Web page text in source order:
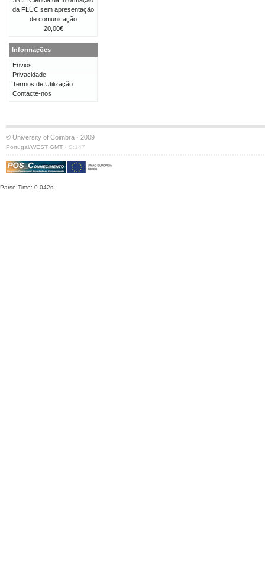
da FLUC sem apresentação
de comunicação
20,00€
Informações
Envios
Privacidade
Termos de Utilização
Contacte-nos
© University of Coimbra · 2009
Portugal/WEST GMT · S:147
Parse Time: 0.042s